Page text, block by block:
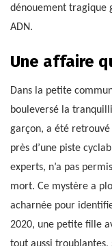
dénouement tragique
ADN.
Une affaire
Dans la petite
bouleversé la
garçon, a été retrouvé
près d’une piste
experts, n’a pas
mort. Ce mystère a
acharnée pour
2020, une petite fille